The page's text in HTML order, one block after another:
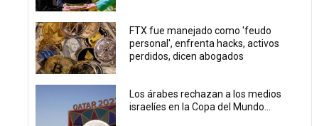
FTX fue manejado como 'feudo
personal', enfrenta hacks, activos
perdidos, dicen abogados
Los árabes rechazan a los medios
israelíes en la Copa del Mundo...